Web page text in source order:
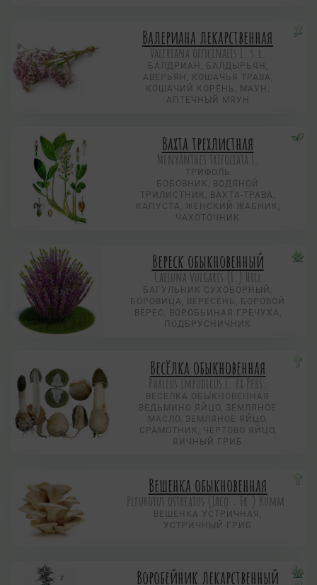
Валериана лекарственная
Valeriana officinalis L. s.l.
БАЛДРИАН, БАЛДЫРЬЯН,
АВЕРЬЯН, КОШАЧЬЯ ТРАВА,
КОШАЧИЙ КОРЕНЬ, МАУН,
АПТЕЧНЫЙ МЯУН
Вахта трехлистная
Menyanthes trifoliata L.
ТРИФОЛЬ
БОБОВНИК, ВОДЯНОЙ
ТРИЛИСТНИК, ВАХТА-ТРАВА,
КАПУСТА, ЖЕНСКИЙ ЖАБНИК,
ЧАХОТОЧНИК
Вереск обыкновенный
Calluna vulgaris (L.) Hill
БАГУЛЬНИК СУХОБОРНЫЙ,
БОРОВИЦА, ВЕРЕСЕНЬ, БОРОВОЙ
ВЕРЕС, ВОРОБЬИНАЯ ГРЕЧУХА,
ПОДБРУСНИЧНИК
Весёлка обыкновенная
Phallus impudicus L. ex Pers.
ВЕСЕЛКА ОБЫКНОВЕННАЯ
ВЕДЬМИНО ЯЙЦО, ЗЕМЛЯНОЕ
МАСЛО, ЗЕМЛЯНОЕ ЯЙЦО,
СРАМОТНИК, ЧЁРТОВО ЯЙЦО,
ЯИЧНЫЙ ГРИБ
Вешенка обыкновенная
Pleurotus ostreatus (Jacq.: Fr.) Kumm.
ВЕШЕНКА УСТРИЧНАЯ,
УСТРИЧНЫЙ ГРИБ
Воробейник лекарственный